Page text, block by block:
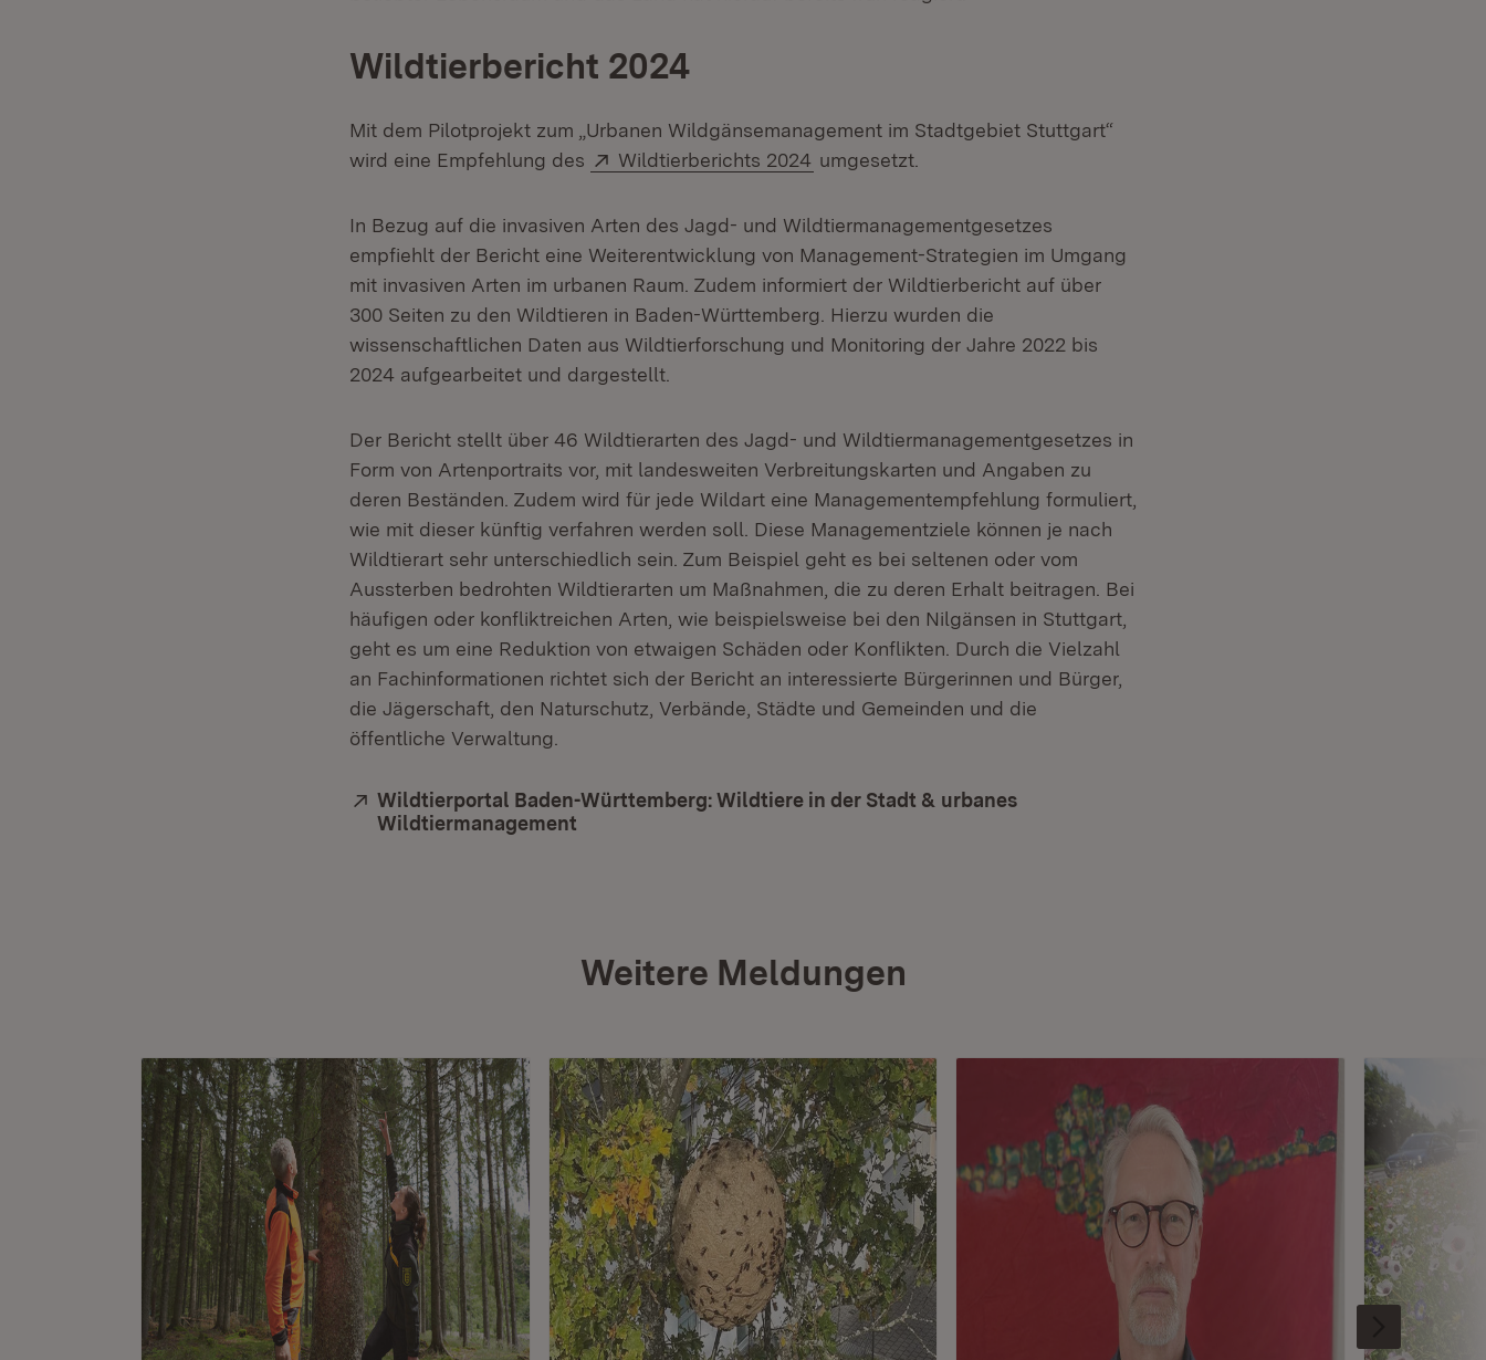
Wildtierbericht 2024
Mit dem Pilotprojekt zum „Urbanen Wildgänsemanagement im Stadtgebiet Stuttgart“
wird eine Empfehlung des
Extern:
Wildtierberichts 2024 (Öffnet in neuem Fenster)
umgesetzt.
In Bezug auf die invasiven Arten des Jagd- und Wildtiermanagementgesetzes
empfiehlt der Bericht eine Weiterentwicklung von Management-Strategien im Umgang
mit invasiven Arten im urbanen Raum. Zudem informiert der Wildtierbericht auf über
300 Seiten zu den Wildtieren in Baden-Württemberg. Hierzu wurden die
wissenschaftlichen Daten aus Wildtierforschung und Monitoring der Jahre 2022 bis
2024 aufgearbeitet und dargestellt.
Der Bericht stellt über 46 Wildtierarten des Jagd- und Wildtiermanagementgesetzes in
Form von Artenportraits vor, mit landesweiten Verbreitungskarten und Angaben zu
deren Beständen. Zudem wird für jede Wildart eine Managementempfehlung formuliert,
wie mit dieser künftig verfahren werden soll. Diese Managementziele können je nach
Wildtierart sehr unterschiedlich sein. Zum Beispiel geht es bei seltenen oder vom
Aussterben bedrohten Wildtierarten um Maßnahmen, die zu deren Erhalt beitragen. Bei
häufigen oder konfliktreichen Arten, wie beispielsweise bei den Nilgänsen in Stuttgart,
geht es um eine Reduktion von etwaigen Schäden oder Konflikten. Durch die Vielzahl
an Fachinformationen richtet sich der Bericht an interessierte Bürgerinnen und Bürger,
die Jägerschaft, den Naturschutz, Verbände, Städte und Gemeinden und die
öffentliche Verwaltung.
Extern:
Wildtierportal Baden-Württemberg: Wildtiere in der Stadt & urbanes
Wildtiermanagement
Weitere Meldungen